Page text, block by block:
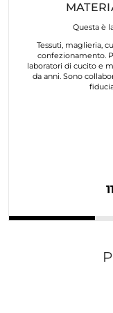
Questa è
Tessuti, maglieria,
confezionamento.
laboratori di cucito e
da anni. Sono